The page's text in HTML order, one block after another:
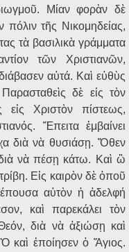
Μίαν φορὰν δὲ
τῆς Νικομηδείας,
τὰ βασιλικὰ γράμματα
τῶν Χριστιανῶν,
αὐτά. Καὶ εὐθὺς
δὲ εἰς τὸν
εἰς Χριστὸν πίστεως,
Ἔπειτα ἐμβαίνει
διὰ νὰ θυσιάσῃ. Ὅθεν
νὰ πέσῃ κάτω. Καὶ ὢ
Εἰς καιρὸν δὲ ὁποῦ
αὐτὸν ἡ ἀδελφή
καὶ παρεκάλει τὸν
διὰ νὰ ἀξιώσῃ καὶ
καὶ ἐποίησεν ὁ Ἅγιος.